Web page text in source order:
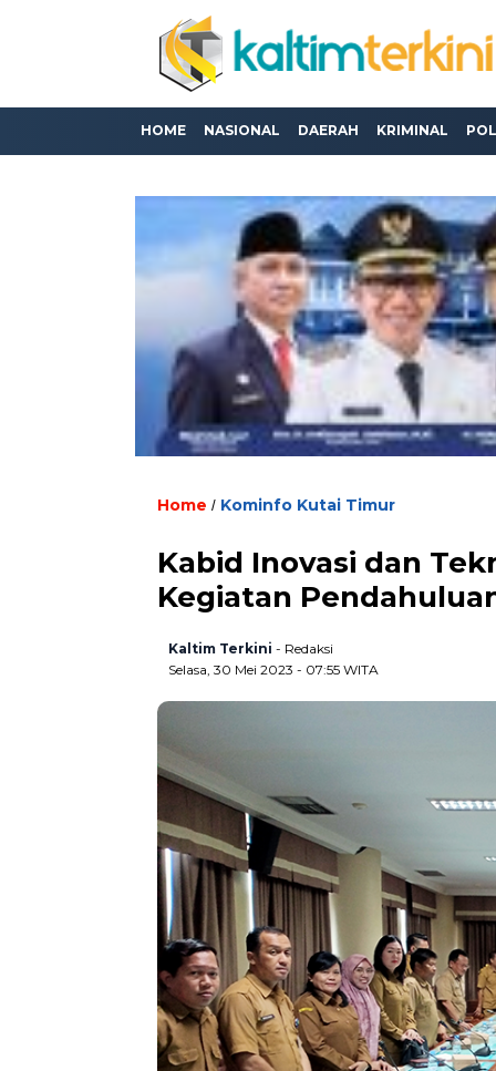
HOME NASIONAL DAERAH KRIMINAL
Home / Kominfo Kutai Timur
Kabid Inovasi dan
Kegiatan
Kaltim Terkini - Redaksi
Selasa, 30 Mei 2023 - 07:55 WITA